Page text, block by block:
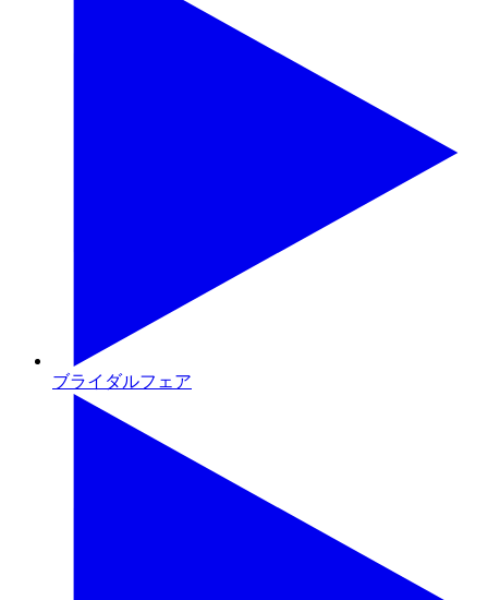
ブライダルフェア